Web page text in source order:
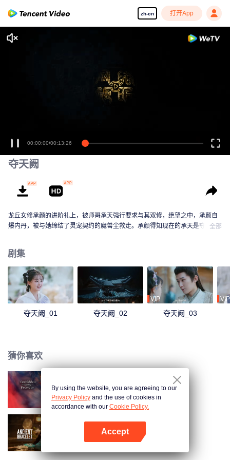
zh-cn 打开App
享受流畅高清剧集
00:00:00/00:13:26
夺天阙
龙丘女修承颜的进阶礼上，被师哥承天强行要求与其双修，绝望之中，承颜自
爆内丹，被与她缔结了灵宠契约的魔兽尘救走。承颜得知现在的承天是夺舍了
成亲第二日亲手将尘送回魔界，自己被杀。尘彻底愤怒，强势重回龙丘，没想
到重生的承颜却变成了鹿鸣玄女。承颜想要利用鹿鸣的身份重新封印魔兽刹，
却被识破，她与尘并肩与刹展开终极决战，最终彻底封印了刹，还三界太平。
全部
剧集
夺天阙_01 夺天阙_02
VIP
夺天阙_03
VIP
猜你喜欢
仙君有劫
By using the website, you are agreeing to our
Privacy Policy and the use of cookies in
accordance with our Cookie Policy.
Accept